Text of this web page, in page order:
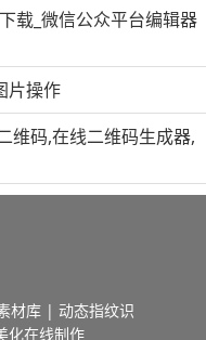
载_微信公众平台编辑器
片操作
维码,在线二维码生成器,
材库 | 动态指纹识
化在线制作